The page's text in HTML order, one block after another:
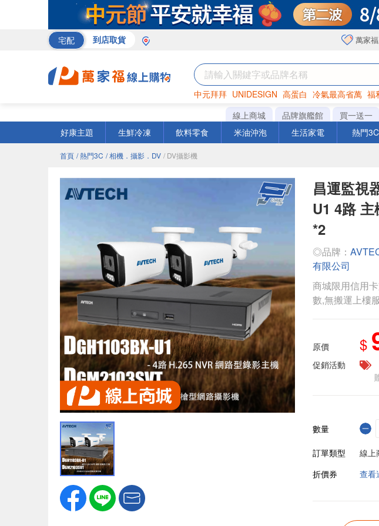
宅配 到店取貨 萬家
中元拜拜 UNIDESIGN 高蛋白 冷氣最高省萬 福
巧克力 衛生紙 咖啡
線上商城 品牌旗艦館 買一送一
好康主題
生鮮冷凍 飲料零食 米油沖泡 生活家電 熱門3C
首頁 / 熱門3C / 相機．攝影．DV / DV攝影機
昌運監視
U1 4路
*2
◎品牌：
有限公司
商城限用信用
數,無搬運上樓
原價 $
促銷活動
數量
訂單類型
線上
折價券
查看